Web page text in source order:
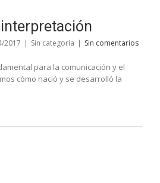
2017 | Sin categoría | Sin comentarios
para la comunicación y el
cómo nació y se desarrolló la